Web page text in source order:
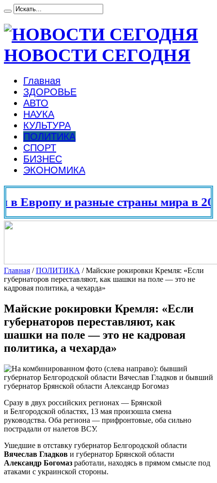
НОВОСТИ СЕГОДНЯ
Главная
ЗДОРОВЬЕ
АВТО
НАУКА
КУЛЬТУРА
ПОЛИТИКА
СПОРТ
БИЗНЕС
ЭКОНОМИКА
и разные страны мира в 2025
Главная /ПОЛИТИКА /Майские рокировки Кремля: «Если
губернаторов переставляют, как шашки на поле — это не
кадровая политика, а чехарда»
Майские рокировки Кремля: «Если
губернаторов переставляют, как
шашки на поле — это не кадровая
политика, а чехарда»
Сразу в двух российских регионах — Брянской
и Белгородской областях, 13 мая произошла смена
руководства. Оба региона — прифронтовые, оба сильно
пострадали от налетов ВСУ.
Ушедшие в отставку губернатор Белгородской области
Вячеслав Гладков и губернатор Брянской области
Александр Богомаз работали, находясь в прямом смысле под
атаками с украинской стороны.